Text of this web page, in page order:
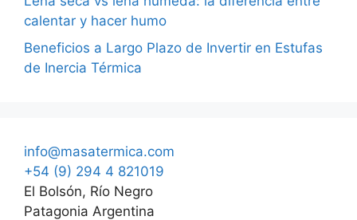
calentar y hacer humo
Beneficios a Largo Plazo de Invertir en Estufas
de Inercia Térmica
info@masatermica.com
+54 (9) 294 4 821019
El Bolsón, Río Negro
Patagonia Argentina